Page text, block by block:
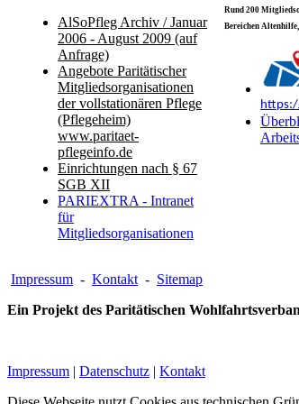
AlSoPfleg Archiv / Januar
2006 - August 2009 (auf
Anfrage)
Angebote Paritätischer
Mitgliedsorganisationen
der vollstationären Pflege
(Pflegeheim)
www.paritaet-
pflegeinfo.de
Einrichtungen nach § 67
SGB XII
PARIEXTRA - Intranet
für
Mitgliedsorganisationen
Rund 200
Bereichen
Impressum - Kontakt - Sitemap
Ein Projekt des Paritätischen
Impressum | Datenschutz | Kontakt